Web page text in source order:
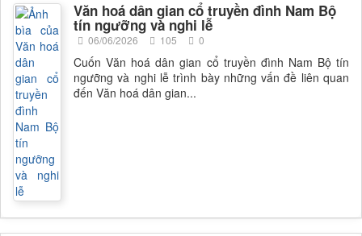
Văn hoá dân gian cổ truyền đình Nam Bộ
tín ngưỡng và nghi lễ
06/06/2026 105 0
Cuốn Văn hoá dân gian cổ truyền đình Nam Bộ tín
ngưỡng và nghi lễ trình bày những vấn đề liên quan
đến Văn hoá dân gian...